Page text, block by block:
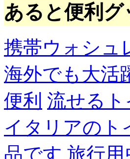
あると便利グ
携帯ウォシュ
海外でも大活
便利 流せる
イタリアのト
品です 旅行